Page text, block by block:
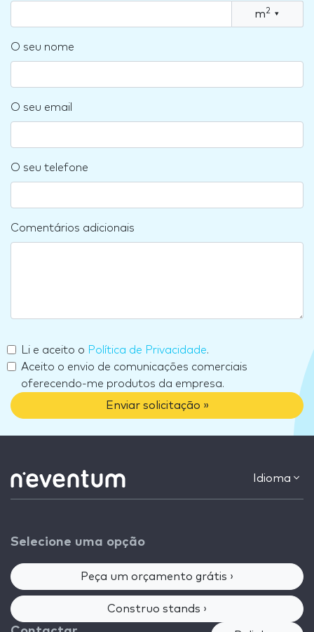
m2 ▾
O seu nome
O seu email
O seu telefone
Comentários adicionais
Li e aceito o Política de Privacidade.
Aceito o envio de comunicações comerciais
oferecendo-me produtos da empresa.
Enviar solicitação »
Idioma
Selecione uma opção
Peça um orçamento grátis ›
Construo stands ›